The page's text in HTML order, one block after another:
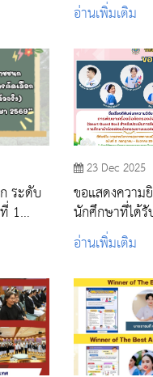
อ่านเพิ่มเติม
ระดับ
1
23 Dec 2025
ขอแสดงความ
นักศึกษาที่ได้
อ่านเพิ่มเติม